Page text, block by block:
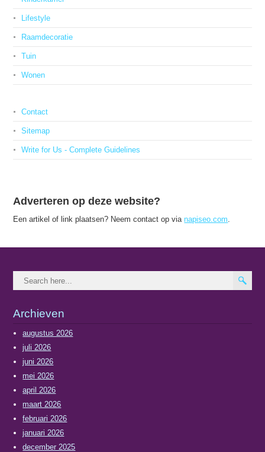
Lifestyle
Raamdecoratie
Tuin
Wonen
Contact
Sitemap
Write for Us - Complete Guidelines
Adverteren op deze website?
Een artikel of link plaatsen? Neem contact op vianapiseo.com.
Archieven
augustus 2026
juli 2026
juni 2026
mei 2026
april 2026
maart 2026
februari 2026
januari 2026
december 2025